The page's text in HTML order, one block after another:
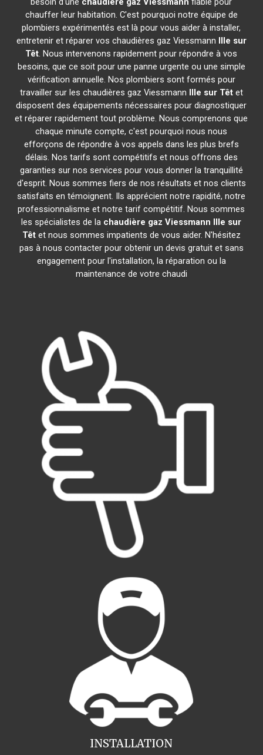
chauffer leur habitation. C'est pourquoi notre équipe de
plombiers expérimentés est là pour vous aider à installer,
entretenir et réparer vos chaudières gaz Viessmann Ille sur
Têt. Nous intervenons rapidement pour répondre à vos
besoins, que ce soit pour une panne urgente ou une simple
vérification annuelle. Nos plombiers sont formés pour
travailler sur les chaudières gaz Viessmann Ille sur Têtet
disposent des équipements nécessaires pour diagnostiquer
et réparer rapidement tout problème. Nous comprenons que
chaque minute compte, c'est pourquoi nous nous
efforçons de répondre à vos appels dans les plus brefs
délais. Nos tarifs sont compétitifs et nous offrons des
garanties sur nos services pour vous donner la tranquillité
d'esprit. Nous sommes fiers de nos résultats et nos clients
satisfaits en témoignent. Ils apprécient notre rapidité, notre
professionnalisme et notre tarif compétitif. Nous sommes
les spécialistes de la chaudière gaz Viessmann Ille sur
Têtet nous sommes impatients de vous aider. N'hésitez
pas à nous contacter pour obtenir un devis gratuit et sans
engagement pour l'installation, la réparation ou la
maintenance de votre chaudi
INSTALLATION